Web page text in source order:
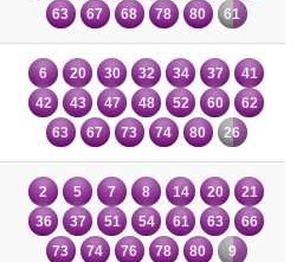
63
67 68 78 80 61
6 20 30 32 34 37
41
42
43 47 48 52 60
62
63
67 73 74 80 26
2 5 7 8 14 20
21
36
37 51 54 61 63
66
73
74 76 78 80 9